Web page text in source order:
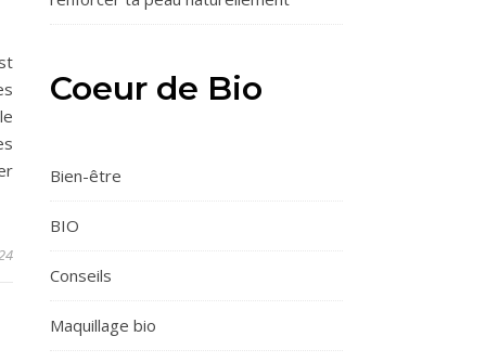
Coeur de Bio
Bien-être
BIO
Conseils
Maquillage bio